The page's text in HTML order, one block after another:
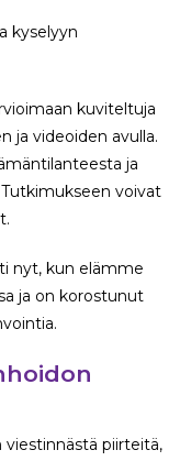
kyselyyn
kuviteltuja
ja videoiden avulla.
ja
voivat
nyt, kun elämme
ja on korostunut
piirteitä,